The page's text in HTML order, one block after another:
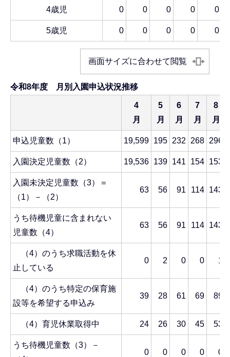
4歳児 0 0 0 0 0
5歳児 0 0 0 0 0
画面サイズに合わせて閲覧
令和8年度 月別入園申込状況推移
4
月
5
月
6
月
7
月
8
月
申込児童数（1） 19,599 195 232 268 296
入園決定児童数（2） 19,536 139 141 154 153
入園未決定児童数（3）＝
（1）－（2）
63 56 91 114 143
うち待機児童に含まれない
児童数（4）
63 56 91 114 143
（4）のうち求職活動を休
止している
0 2 0 0 1
（4）のうち特定の保育施
設等を希望する申込み
39 28 61 69 89
（4）育児休業取得中 24 26 30 45 53
うち待機児童数（3）－
0 0 0 0 0